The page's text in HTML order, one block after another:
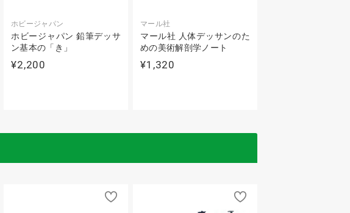
ホビージャパン
ホビージャパン 鉛筆デッサ
ン基本の「き」
¥2,200
マール社
マール社 人体デッサンのた
めの美術解剖学ノート
¥1,320